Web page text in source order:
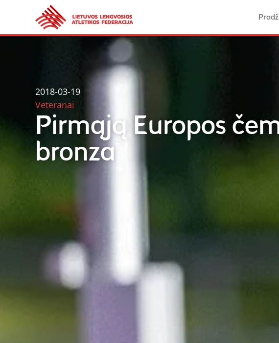
2018-03-19
Veteranai
Pirmąją Europos
bronza